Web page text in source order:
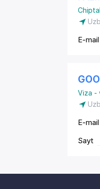
E-mail
Viza -
E-mail
Sayt